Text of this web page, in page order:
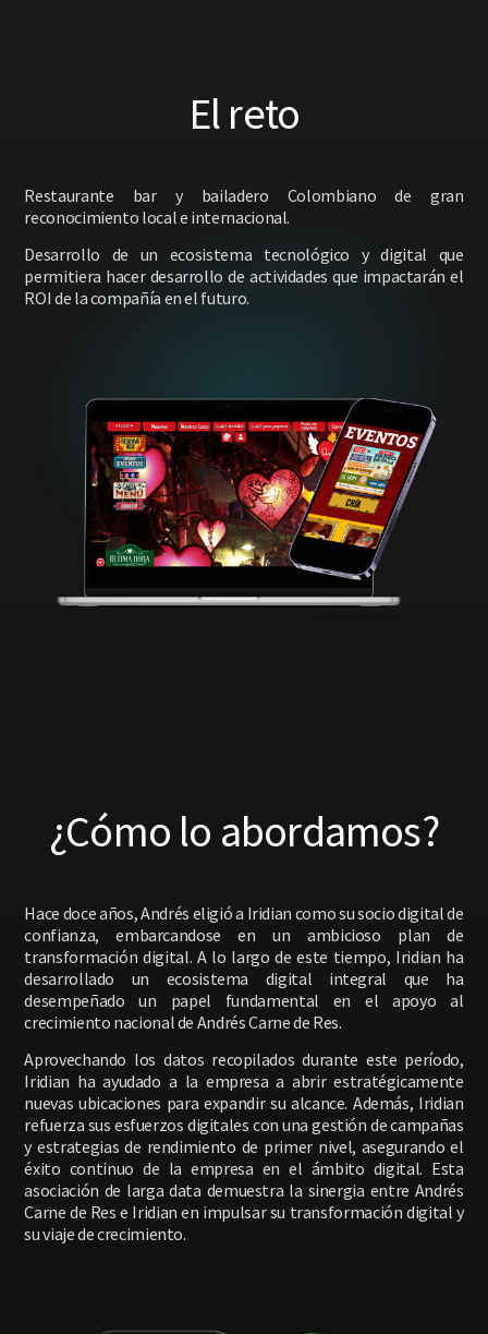
El reto
Restaurante bar y bailadero Colombiano de gran
reconocimiento local e internacional.
Desarrollo de un ecosistema tecnológico y digital que
permitiera hacer desarrollo de actividades que impactarán el
ROI de la compañía en el futuro.
¿Cómo lo abordamos?
Hace doce años, Andrés eligió a Iridian como su socio digital de
confianza, embarcandose en un ambicioso plan de
transformación digital. A lo largo de este tiempo, Iridian ha
desarrollado un ecosistema digital integral que ha
desempeñado un papel fundamental en el apoyo al
crecimiento nacional de Andrés Carne de Res.
Aprovechando los datos recopilados durante este período,
Iridian ha ayudado a la empresa a abrir estratégicamente
nuevas ubicaciones para expandir su alcance. Además, Iridian
refuerza sus esfuerzos digitales con una gestión de campañas
y estrategias de rendimiento de primer nivel, asegurando el
éxito continuo de la empresa en el ámbito digital. Esta
asociación de larga data demuestra la sinergia entre Andrés
Carne de Res e Iridian en impulsar su transformación digital y
su viaje de crecimiento.